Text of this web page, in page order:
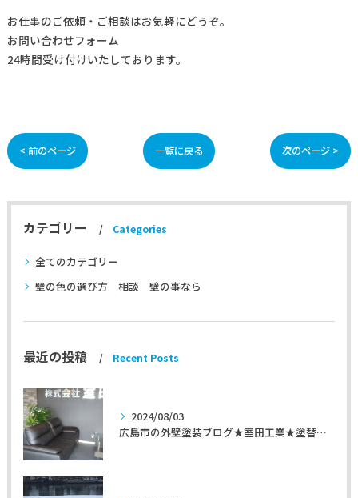
お仕事のご依頼・ご相談はお気軽にどうぞ。
お問い合わせフォーム
24時間受け付けいたしております。
< 前のページ 一覧に戻る 次のページ >
カテゴリー Categories
全てのカテゴリー
壁の色の選び方 相談 壁の事なら
最近の投稿 Recent Posts
2024/08/03
広島市の外壁塗装ブログ★室田工業★塗替えマスターズ★外壁リフォーム